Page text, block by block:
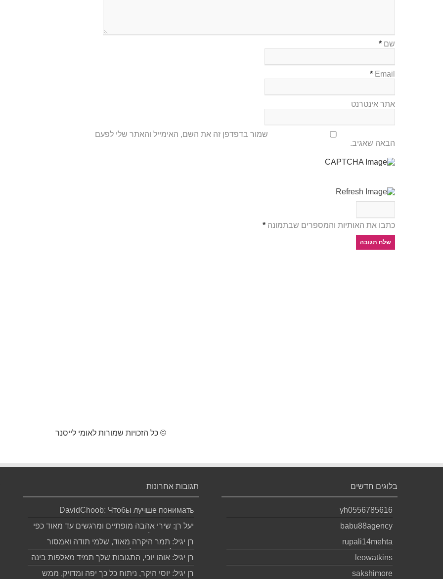
שם *
Email
*
אתר אינטרנט
שמור בדפדפן זה את השם, האימייל והאתר שלי לפעם
הבאה שאגיב.
כתבו את האותיות והמספרים שבתמונה *
© כל הזכויות שמורות לאומי לייסנר
בלוגים חדשים
yh0556785616
babu88agency
rupali14mehta
leowatkins
sakshimore
תגובות אחרונות
DavidChoob: Чтобы лучше понимать
расстановку сил перед матчем, читаю ана...
יעל רן: שירי אהבה מופתיים ומרגשים עד מאוד כפי
שרק גד יודע לכתוב תודה...
רן יגיל: תמר היקרה מאוד, שלמי תודה ואמסור
כמובן לגד. שבת שלום...
רן יגיל: אוהו יוכי, התגובות שלך תמיד מאלפות בינה
והן יצירה בפני עצמה....
רן יגיל: יוסי היקר, ניתוח כל כך יפה ומדויק, ממש